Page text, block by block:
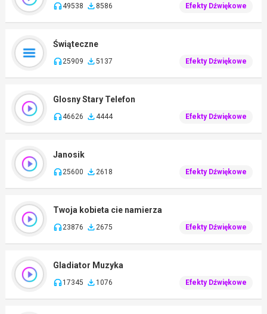
49538 8586 Efekty Dźwiękowe
Świąteczne
25909 5137 Efekty Dźwiękowe
Glosny Stary Telefon
46626 4444 Efekty Dźwiękowe
Janosik
25600 2618 Efekty Dźwiękowe
Twoja kobieta cie namierza
23876 2675 Efekty Dźwiękowe
Gladiator Muzyka
17345 1076 Efekty Dźwiękowe